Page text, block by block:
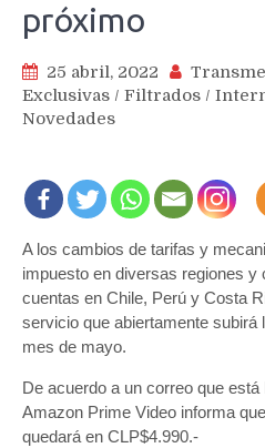
próximo
25 abril, 2022
Exclusivas / Filtrados /
Novedades
A los cambios de tarifas y
impuesto en diversas regiones y
cuentas en Chile, Perú y Costa
servicio que abiertamente
mes de mayo.
De acuerdo a un correo que
Amazon Prime Video informa
quedará en CLP$4.990.-